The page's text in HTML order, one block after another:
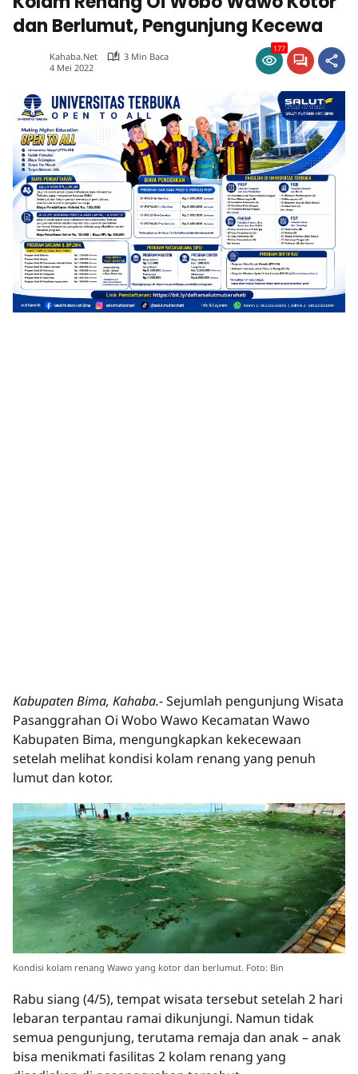
dan Berlumut, Pengunjung Kecewa
Kahaba.net
3 Min Baca
4 Mei 2022
177
Kabupaten Bima, Kahaba.-Sejumlah pengunjung Wisata
Pasanggrahan Oi Wobo Wawo Kecamatan Wawo
Kabupaten Bima, mengungkapkan kekecewaan
setelah melihat kondisi kolam renang yang penuh
lumut dan kotor.
Kondisi kolam renang Wawo yang kotor dan berlumut. Foto: Bin
Rabu siang (4/5), tempat wisata tersebut setelah 2 hari
lebaran terpantau ramai dikunjungi. Namun tidak
semua pengunjung, terutama remaja dan anak – anak
bisa menikmati fasilitas 2 kolam renang yang